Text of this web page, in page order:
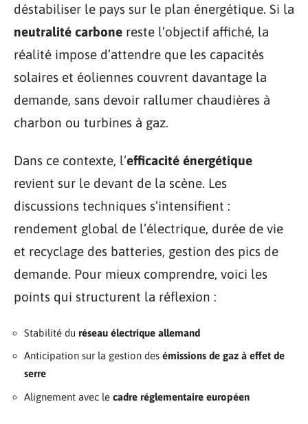
déstabiliser le pays sur le plan énergétique. Si la
neutralité carbone reste l’objectif affiché, la
réalité impose d’attendre que les capacités
solaires et éoliennes couvrent davantage la
demande, sans devoir rallumer chaudières à
charbon ou turbines à gaz.
Dans ce contexte, l’efficacité énergétique
revient sur le devant de la scène. Les
discussions techniques s’intensifient :
rendement global de l’électrique, durée de vie
et recyclage des batteries, gestion des pics de
demande. Pour mieux comprendre, voici les
points qui structurent la réflexion :
Stabilité du réseau électrique allemand
Anticipation sur la gestion des émissions de gaz à effet de
serre
Alignement avec le cadre réglementaire européen